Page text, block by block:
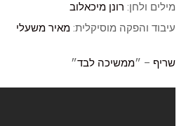
מילים ולחן: רונן מיכאלוב
עיבוד והפקה מוסיקלית: מאיר משעלי
שריף – ״ממשיכה לבד״